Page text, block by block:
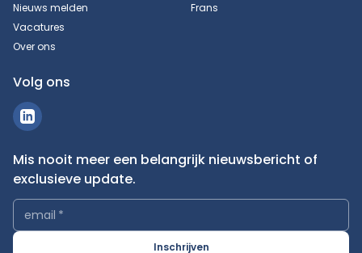
Nieuws melden
Vacatures
Over ons
Frans
Volg ons
Mis nooit meer een belangrijk nieuwsbericht of
exclusieve update.
email *
Inschrijven